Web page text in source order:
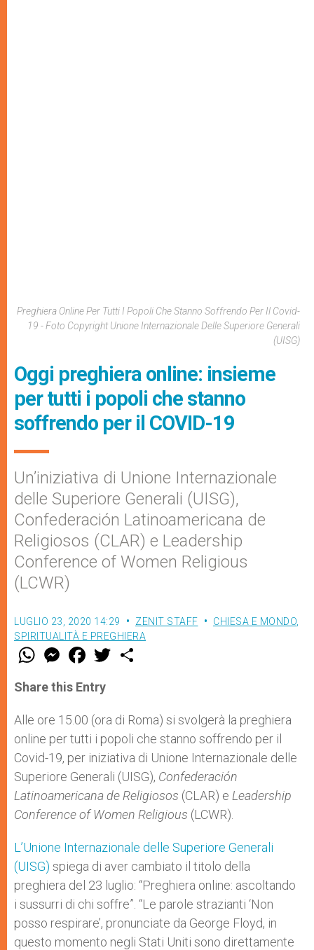
Preghiera Online Per Tutti I Popoli Che Stanno Soffrendo Per Il Covid-
19 - Foto Copyright Unione Internazionale Delle Superiore Generali
(UISG)
Oggi preghiera online: insieme
per tutti i popoli che stanno
soffrendo per il COVID-19
Un’iniziativa di Unione Internazionale
delle Superiore Generali (UISG),
Confederación Latinoamericana de
Religiosos (CLAR) e Leadership
Conference of Women Religious
(LCWR)
LUGLIO 23, 2020 14:29 ZENIT STAFF CHIESA E MONDO
SPIRITUALITÀ E PREGHIERA
W
t
s
p
p
M
e
s
e
g
e
r
F
a
e
b
o
k
w
r
Share this Entry
Alle ore 15.00 (ora di Roma) si svolgerà la preghiera
online per tutti i popoli che stanno soffrendo per il
Covid-19, per iniziativa di Unione Internazionale delle
Superiore Generali (UISG), Confederación
Latinoamericana de Religiosos (CLAR) e Leadership
Conference of Women Religious (LCWR).
L’Unione Internazionale delle Superiore Generali
(UISG) spiega di aver cambiato il titolo della
preghiera del 23 luglio: “Preghiera online: ascoltando
i sussurri di chi soffre”. “Le parole strazianti ‘Non
posso respirare’, pronunciate da George Floyd, in
questo momento negli Stati Uniti sono direttamente